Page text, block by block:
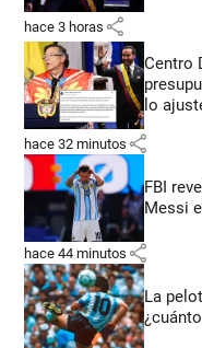
hace 3 horas share
Centro
lo
hace 32 minutos share
FBI
Messi
hace 44 minutos share
La